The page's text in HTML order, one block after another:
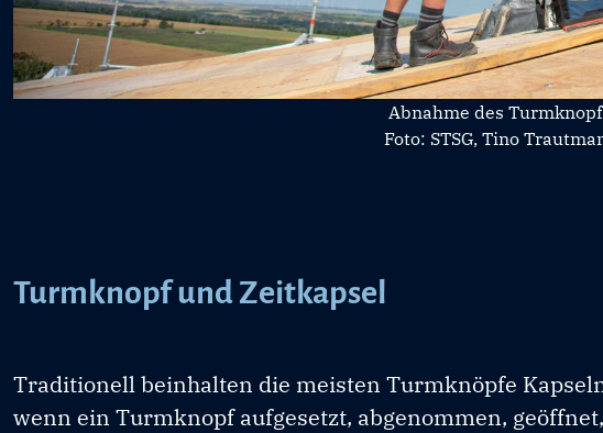
Abnahme des
Foto: STSG, Tino
Turmknopf und Zeitkapsel
Traditionell beinhalten die meisten Turmknöpfe
wenn ein Turmknopf aufgesetzt, abgenommen,